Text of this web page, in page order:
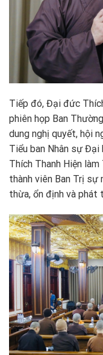
Tiếp đó, Đại đức
phiên họp Ban
dung nghị quyết, hội
Tiểu ban Nhân sự
Thích Thanh Hiện
thành viên Ban Trị sự
thừa, ổn định và phát